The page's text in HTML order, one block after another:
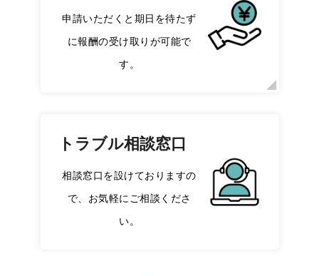
申請いただくと期日を待たず
に報酬の受け取りが可能で
す。
トラブル相談窓口
相談窓口を設けておりますの
で、お気軽にご相談くださ
い。